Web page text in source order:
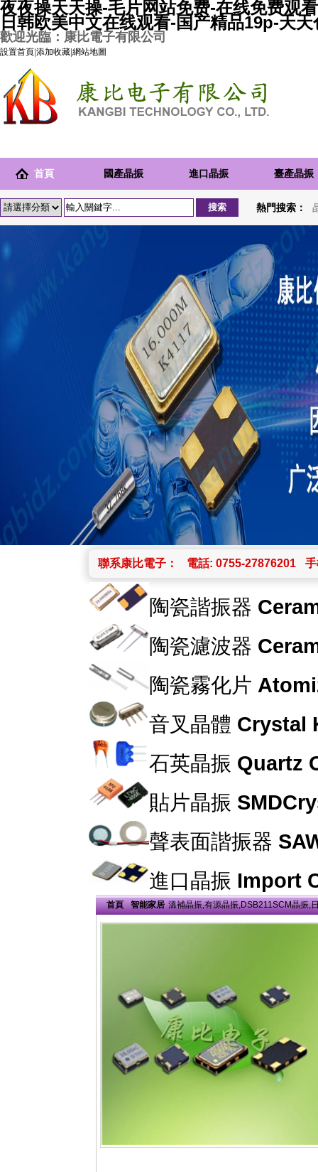
夜夜操天天操-毛片网站免费-在线免费观
日韩欧美中文在线观看-国产精品19p-天
歡迎光臨：康比電子有限公司
設置首頁 添加收藏 網站地圖
首頁 國產晶振 進口晶振 臺產晶振
熱門搜索：
聯系康比電子： 電話: 0755-27876201
陶瓷諧振器
陶瓷濾波器
陶瓷霧化片
音叉晶體 Crystal
石英晶振 Quartz
貼片晶振
聲表面諧振器
進口晶振 Import
首頁 智能家居 溫補晶振,有源晶振,DSB211SCM晶振,